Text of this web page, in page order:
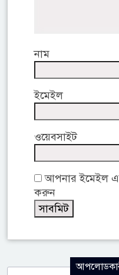
নাম
ইমেইল
ওয়েবসাইট
আপনার ইমেইল
করুন